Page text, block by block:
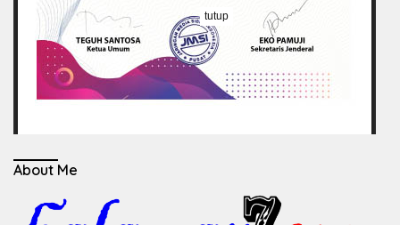
About Me
tutup